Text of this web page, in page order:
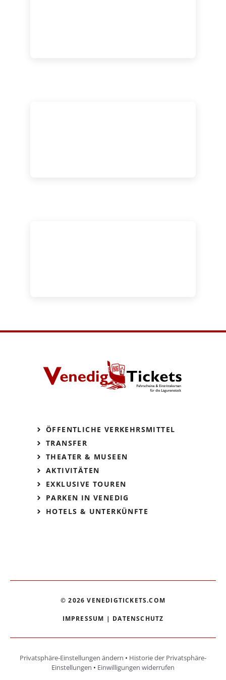
ÖFFENTLICHE VERKEHRSMITTEL
TRANSFER
THEATER & MUSEEN
AKTIVITÄTEN
EXKLUSIVE TOUREN
PARKEN IN VENEDIG
HOTELS & UNTERKÜNFTE
© 2026 VENEDIGTICKETS.COM
IMPRESSUM | DATENSCHUTZ
Privatsphäre-Einstellungen ändern • Historie der Privatsphäre-
Einstellungen • Einwilligungen widerrufen